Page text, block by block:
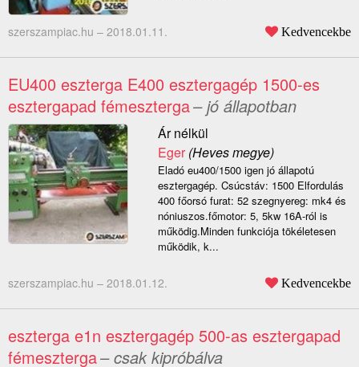
szerszampiac.hu – 2018.01.11. Kedvencekbe
EU400 eszterga E400 esztergagép 1500-es
esztergapad fémeszterga– jó állapotban
Ár nélkül
Eger(Heves megye)
Eladó eu400/1500 igen jó állapotú
esztergagép. Csúcstáv: 1500 Elfordulás
400 főorsó furat: 52 szegnyereg: mk4 és
nóniuszos.főmotor: 5, 5kw 16A-ról is
működig.Minden funkciója tökéletesen
működik, k...
szerszampiac.hu – 2018.01.12. Kedvencekbe
eszterga e1n esztergagép 500-as esztergapad
fémeszterga– csak kipróbálva